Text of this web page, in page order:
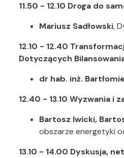
11.50 - 12.10 Droga do
Mariusz Sadłowski,
12.10 - 12.40
Dotyczących
dr hab. inż.
12.40 - 13.10 Wyzwania i
Bartosz Iwicki,
obszarze energetyki
13.10 - 14.00 Dyskusja,